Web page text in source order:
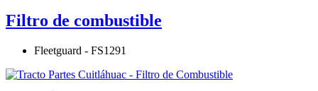
Filtro de combustible
Fleetguard - FS1291